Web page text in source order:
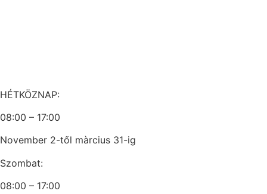
HÉTKÖZNAP:
08:00 – 17:00
November 2-től màrcius 31-ig
Szombat:
08:00 – 17:00